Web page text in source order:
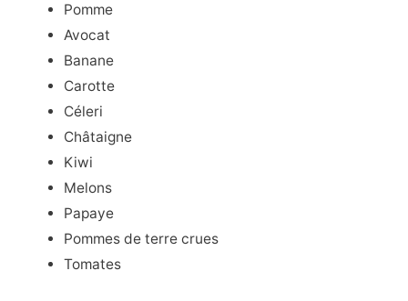
Pomme
Avocat
Banane
Carotte
Céleri
Châtaigne
Kiwi
Melons
Papaye
Pommes de terre crues
Tomates